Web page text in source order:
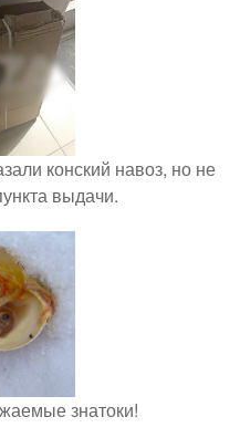
конский навоз, но не
выдачи.
знатоки!